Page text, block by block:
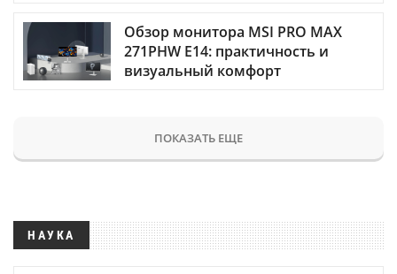
Обзор монитора MSI PRO MAX
271PHW E14: практичность и
визуальный комфорт
ПОКАЗАТЬ ЕЩЕ
НАУКА